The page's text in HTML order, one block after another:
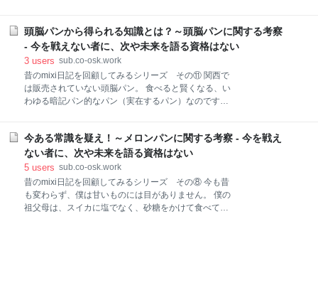
ました。 一応、エクスペディアの観光名所で毎年表彰
されている場所らしいです。 着いたら現地には人は結
構いました。 どんな場所かと言いますと中
でした。 今は周りから、結構なクレーマーと言われて
いますが、 たくさん運動してもあまり体重が減らない
ようになって 基礎代謝を失う代わりに図太さを身に着
けたのでしょうか。 嗚呼、こうして大人（おっさん）
になっていくのでしょうかね。 2006/9/25 昨日は、遅
くまでメディアで勉強したり動物大百科（哺乳類編）
食のご飯のおかわりが無料なのでもちろん定食を注文
しました。 まず一杯目を完食し、おかわりをたのむと
快く応じてくれました。まあ、当然ですね。 で二
頭脳パンから得られる知識とは？～頭脳パンに関する考察
- 今を戦えない者に、次や未来を語る資格はない
3 users sub.co-osk.work
昔のmixi日記を回顧してみるシリーズ その⑪ 関西で
は販売されていない頭脳パン。 食べると賢くなる、い
わゆる暗記パン的なパン（実在するパン）なのですが
す。 2006/10/25 頭脳パンとは何か？（１９５５年代
コピー） ◇ずのうパンとは小麦粉１００ｇ中ビタミン
B1を１７０ガンマ－以上含 有した頭脳粉で作られたパ
ンです。 ◇小麦ビタミンB1があたまをよくするとは
「頭のよくなる本」の著者慶應義塾大教授林髞博士の
学説です。 ◇ずのうパンはこの学説に基いて作られて
今ある常識を疑え！～メロンパンに関する考察 - 今を戦え
ない者に、次や未来を語る資格はない
5 users sub.co-osk.work
昔のmixi日記を回顧してみるシリーズ その⑧ 今も昔
も変わらず、僕は甘いものには目がありません。 僕の
祖父母は、スイカに塩でなく、砂糖をかけて食べてい